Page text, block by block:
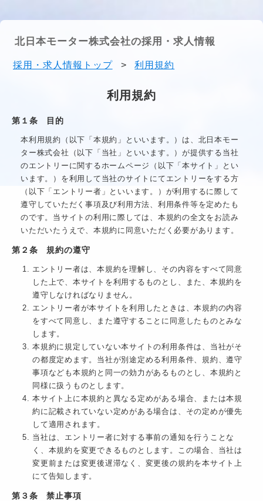
北日本モーター株式会社の採用・求人情報
採用・求人情報トップ > 利用規約
利用規約
第１条 目的
本利用規約（以下「本規約」といいます。）は、 北日本モー
ター株式会社
（以下「当社」といいます。）が提供する当社
のエントリーに関するホームページ（以下「本サイト」とい
います。）を利用して当社のサイトにてエントリーをする方
（以下「エントリー者」といいます。）が利用するに際して
遵守していただく事項及び利用方法、利用条件等を定めたも
のです。当サイトの利用に際しては、本規約の全文をお読み
いただいたうえで、本規約に同意いただく必要があります。
第２条 規約の遵守
エントリー者は、本規約を理解し、その内容をすべて同意
した上で、本サイトを利用するものとし、また、本規約を
遵守しなければなりません。
エントリー者が本サイトを利用したときは、本規約の内容
をすべて同意し、また遵守することに同意したものとみな
します。
本規約に規定していない本サイトの利用条件は、当社がそ
の都度定めます。当社が別途定める利用条件、規約、遵守
事項なども本規約と同一の効力があるものとし、本規約と
同様に扱うものとします。
本サイト上に本規約と異なる定めがある場合、または本規
約に記載されていない定めがある場合は、その定めが優先
して適用されます。
当社は、エントリー者に対する事前の通知を行うことな
く、本規約を変更できるものとします。この場合、当社は
変更前または変更後遅滞なく、変更後の規約を本サイト上
にて告知します。
第３条 禁止事項